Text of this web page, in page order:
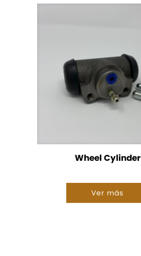
Wheel Cylinder
Ver más